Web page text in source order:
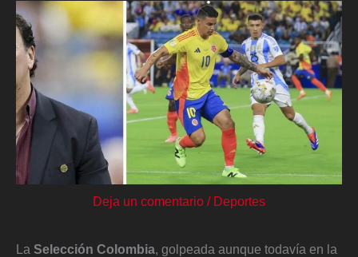
Deja un comentario / Deportes
La Selección Colombia, golpeada aunque todavía en la